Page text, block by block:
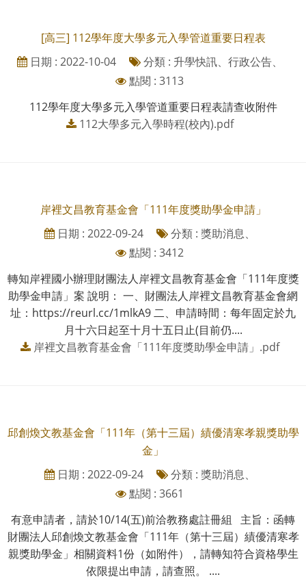
[高三] 112學年度大學多元入學管道重要日程表
日期 : 2022-10-04
分類 : 升學快訊、行政公告、
點閱 : 3113
112學年度大學多元入學管道重要日程表請查收附件
112大學多元入學時程(校內).pdf
岸裡文昌教育基金會「111年度獎助學金申請」
日期 : 2022-09-24
分類 : 獎助消息、
點閱 : 3412
轉知岸裡國小辦理財團法人岸裡文昌教育基金會「111年度獎
助學金申請」案 說明： 一、財團法人岸裡文昌教育基金會網
址：https://reurl.cc/1mlkA9 二、申請時間：每年固定於九
月十六日起至十月十五日止(目前仍....
岸裡文昌教育基金會「111年度獎助學金申請」.pdf
邱創煥文教基金會「111年（第十三屆）績優清寒孝親獎助學
金」
日期 : 2022-09-24
分類 : 獎助消息、
點閱 : 3661
有意申請者，請於10/14(五)前洽教務處註冊組 主旨：函轉
財團法人邱創煥文教基金會「111年（第十三屆）績優清寒孝
親獎助學金」相關資料1份（如附件），請轉知符合資格學生
依限提出申請，請查照。 ....